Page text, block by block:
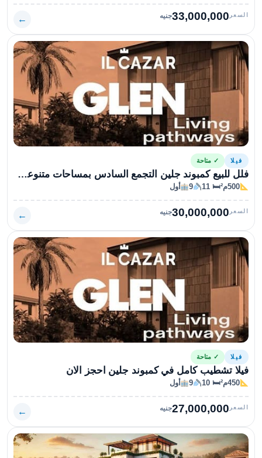
السعر 33,000,000جنيه ←
فيلا ✓ متاحة
فلل للبيع كمبوند جلين التجمع السادس بمساحات متنوعة وأسعار لقطة جدا
500م² 🛏 11
9 أول
السعر 30,000,000جنيه ←
فيلا ✓ متاحة
فيلا تشطيب كامل في كمبوند جلين احجز الان
450م² 🛏 10
9 أول
السعر 27,000,000جنيه ←